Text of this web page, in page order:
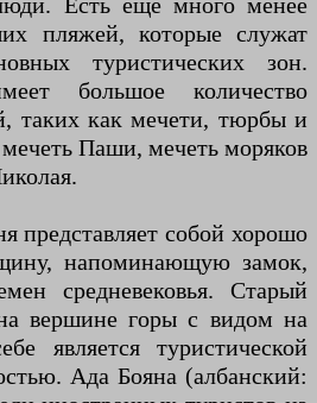
пляжей, которые служат
туристических зон.
большое количество
таких как мечети, тюрбы и
Паши, мечеть моряков
представляет собой хорошо
напоминающую замок,
средневековья. Старый
вершине горы с видом на
является туристической
Ада Бояна (албанский: